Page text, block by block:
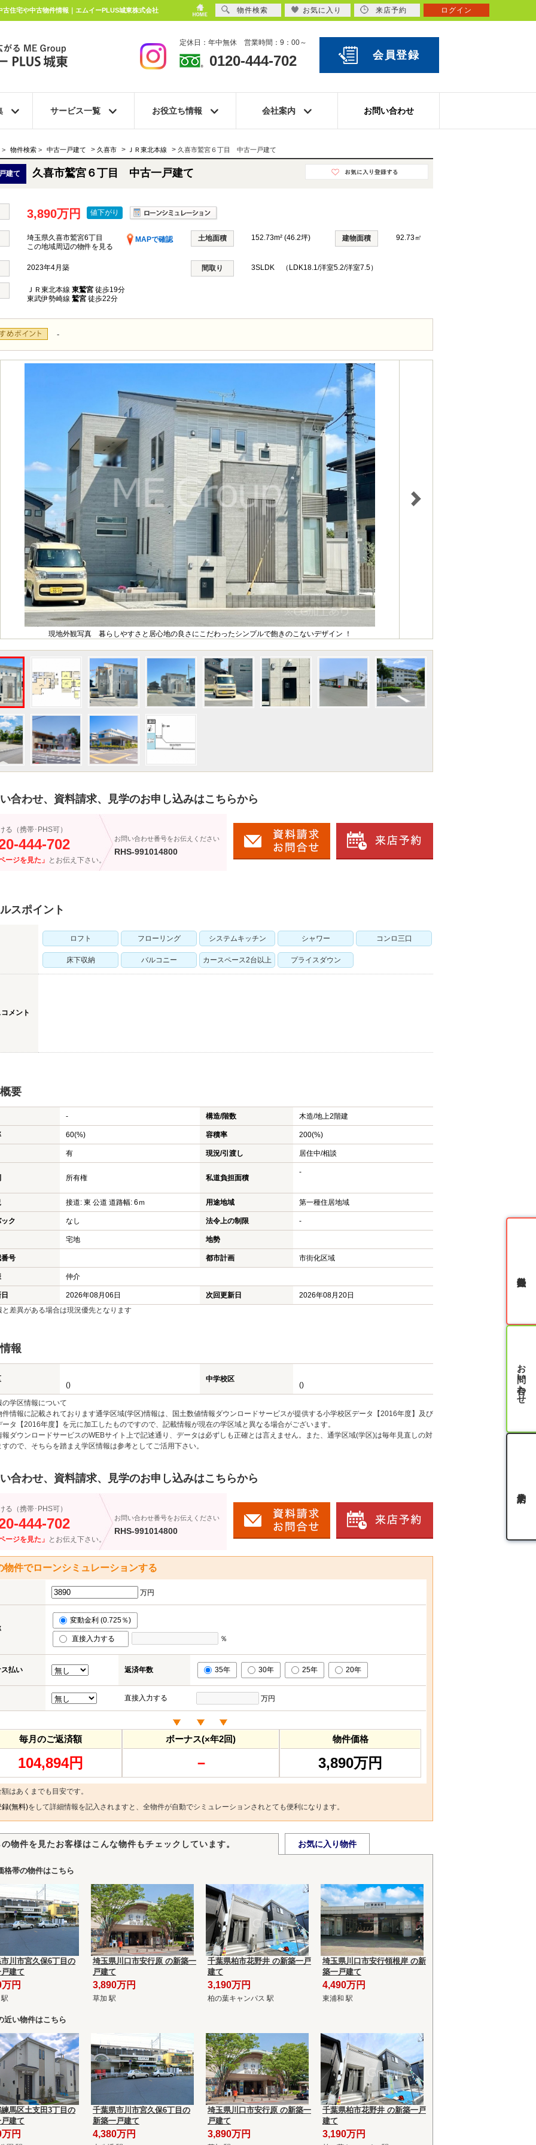
住宅や中古物件情報｜エムイーPLUS城東株式会社
定休日：年中無休 営業時間：9：00～
0120-444-702 会員登録
サービス一覧 お役立ち情報 会社案内 お問い合わせ
> 物件検索 > 中古一戸建て > 久喜市 > ＪＲ東北本線 > 久喜市鷲宮６丁目 中古一戸建て
建て 久喜市鷲宮６丁目 中古一戸建て
3,890万円 値下がり
埼玉県久喜市鷲宮6丁目
MAPで確認
この地域周辺の物件を見る
土地面積 152.73m² (46.2坪) 建物面積 92.73㎡
2023年4月築 間取り 3SLDK （LDK18.1/洋室5.2/洋室7.5）
ＪＲ東北本線 東鷲宮 徒歩19分
東武伊勢崎線 鷲宮 徒歩22分
-
現地外観写真 暮らしやすさと居心地の良さにこだわったシンプルで飽きのこないデザイン ！
合わせ、資料請求、見学のお申し込みはこちらから
る（携帯･PHS可）
444-702
ージを見た」 とお伝え下さい。
お問い合わせ番号をお伝えください
RHS-991014800
スポイント
ロフト フローリング システムキッチン シャワー コンロ三口
床下収納 バルコニー カースペース2台以上 プライスダウン
メント
要
- 構造/階数 木造/地上2階建
60(%) 容積率 200(%)
有 現況/引渡し 居住中/相談
所有権 私道負担面積
-
接道: 東 公道 道路幅: 6ｍ 用途地域 第一種住居地域
ク なし 法令上の制限 -
宅地 地勢
号 都市計画 市街化区域
仲介
2026年08月06日 次回更新日
2026年08月20日
差異がある場合は現況優先となります
報
()
中学校区
()
学区情報について
件情報に記載されております通学区域(学区)情報は、国土数値情報ダウンロードサービスが提供する小学校区データ【2016年度】及び
ータ【2016年度】を元に加工したものですので、記載情報が現在の学区域と異なる場合がございます。
報ダウンロードサービスのWEBサイト上で記述通り、データは必ずしも正確とは言えません。また、通学区域(学区)は毎年見直しの対
ので、そちらを踏まえ学区情報は参考としてご活用下さい。
合わせ、資料請求、見学のお申し込みはこちらから
る（携帯･PHS可）
444-702
ージを見た」 とお伝え下さい。
お問い合わせ番号をお伝えください
RHS-991014800
物件でローンシミュレーションする
万円
変動金利 (0.725％)
直接入力する ％
払い 返済年数 35年 30年 25年 20年
直接入力する 万円
毎月のご返済額
104,894円
ボーナス(×年2回)
－
物件価格
3,890万円
はあくまでも目安です。
録(無料)をして詳細情報を記入されますと、全物件が自動でシミュレーションされとても便利になります。
物件を見たお客様はこんな物件もチェックしています。 お気に入り物件
格帯の物件はこちら
川市宮久保6丁目の
建て
円
埼玉県川口市安行原 の新築一
戸建て
3,890万円
草加 駅
千葉県柏市花野井 の新築一戸
建て
3,190万円
柏の葉キャンパス 駅
埼玉県川口市安行領根岸 の新
築一戸建て
4,490万円
東浦和 駅
近い物件はこちら
馬区土支田3丁目の
建て
円
千葉県市川市宮久保6丁目の
新築一戸建て
4,380万円
埼玉県川口市安行原 の新築一
戸建て
3,890万円
千葉県柏市花野井 の新築一戸
建て
3,190万円
物件検索 お気に入り 来店予約 ログイン
お問い合わせ